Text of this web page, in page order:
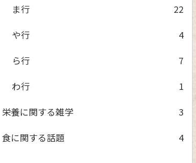
ま行
22
や行
4
ら行
7
わ行
1
栄養に関する雑学
3
食に関する話題
4